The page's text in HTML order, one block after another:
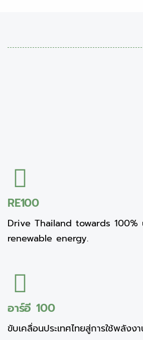
RE100
Drive Thailand towards 100%
renewable energy.
อาร์อี 100
ขับเคลื่อนประเทศไทยสู่การใช้พลังง